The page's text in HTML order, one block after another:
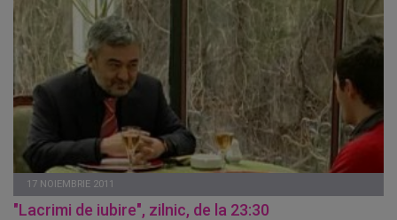
17 NOIEMBRIE 2011
"Lacrimi de iubire", zilnic, de la 23:30